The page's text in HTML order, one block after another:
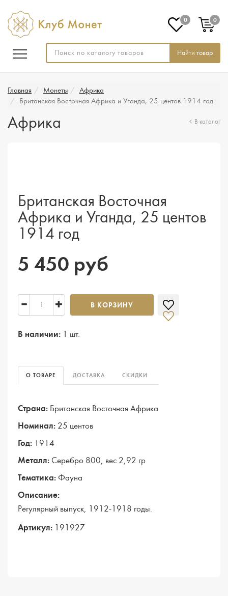
Найти товар
0 0
Главная Монеты
Африка
Британская Восточная Африка и Уганда, 25 центов 1914 год
Африка В каталог
Британская Восточная
Африка и Уганда, 25 центов
1914 год
5 450 руб
В КОРЗИНУ
В наличии: 1 шт.
О ТОВАРЕ ДОСТАВКА СКИДКИ
Страна: Британская Восточная Африка
Номинал: 25 центов
Год: 1914
Металл: Серебро 800, вес 2,92 гр
Тематика: Фауна
Описание:
Регулярный выпуск, 1912-1918 годы.
Артикул: 191927